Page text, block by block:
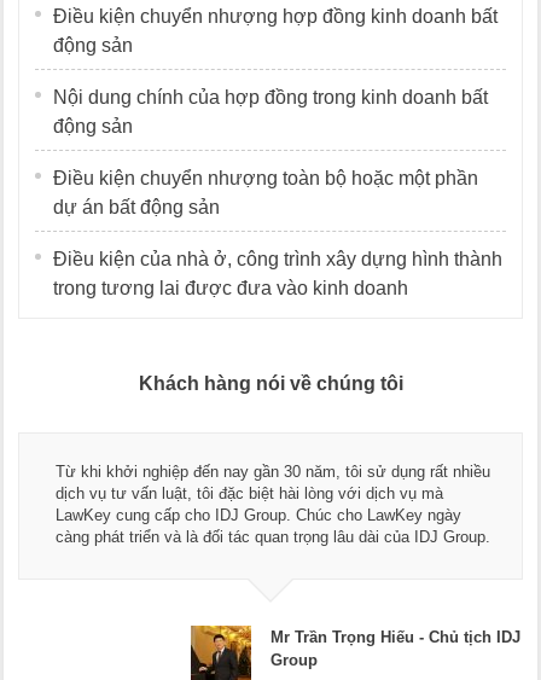
Điều kiện chuyển nhượng hợp đồng kinh doanh bất
động sản
Nội dung chính của hợp đồng trong kinh doanh bất
động sản
Điều kiện chuyển nhượng toàn bộ hoặc một phần
dự án bất động sản
Điều kiện của nhà ở, công trình xây dựng hình thành
trong tương lai được đưa vào kinh doanh
Khách hàng nói về chúng tôi
nay gần 30 năm, tôi sử dụng rất nhiều
đặc biệt hài lòng với dịch vụ mà
IDJ Group. Chúc cho LawKey ngày
tác quan trọng lâu dài của IDJ Group.
Mr Trần Trọng Hiếu - Chủ tịch IDJ
Thay mặt Công ty
ngũ luật sư, kế
dụng dịch vụ tư vấn
Chúc các bạn phát